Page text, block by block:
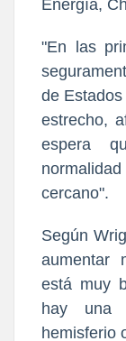
Energía,
"En las
de
estrecho,
espera
cercano".
Según
aumentar
está muy
hay una
hemisferio